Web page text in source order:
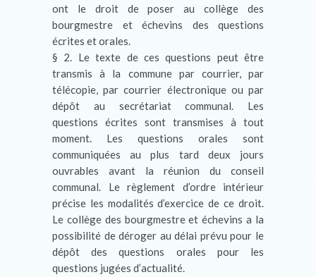
ont le droit de poser au collège des
bourgmestre et échevins des questions
écrites et orales.
§ 2. Le texte de ces questions peut être
transmis à la commune par courrier, par
télécopie, par courrier électronique ou par
dépôt au secrétariat communal. Les
questions écrites sont transmises à tout
moment. Les questions orales sont
communiquées au plus tard deux jours
ouvrables avant la réunion du conseil
communal. Le règlement d’ordre intérieur
précise les modalités d’exercice de ce droit.
Le collège des bourgmestre et échevins a la
possibilité de déroger au délai prévu pour le
dépôt des questions orales pour les
questions jugées d’actualité.